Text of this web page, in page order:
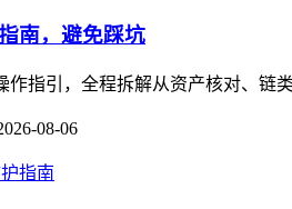
南，避免踩坑
作指引，全程拆解从资产核对、
08-06